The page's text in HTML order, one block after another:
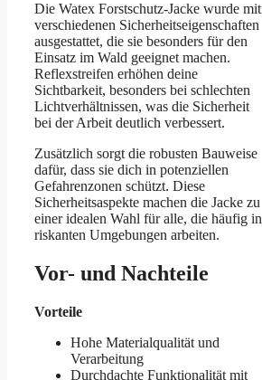
Die Watex Forstschutz-Jacke wurde mit
verschiedenen Sicherheitseigenschaften
ausgestattet, die sie besonders für den
Einsatz im Wald geeignet machen.
Reflexstreifen erhöhen deine
Sichtbarkeit, besonders bei schlechten
Lichtverhältnissen, was die Sicherheit
bei der Arbeit deutlich verbessert.
Zusätzlich sorgt die robusten Bauweise
dafür, dass sie dich in potenziellen
Gefahrenzonen schützt. Diese
Sicherheitsaspekte machen die Jacke zu
einer idealen Wahl für alle, die häufig in
riskanten Umgebungen arbeiten.
Vor- und Nachteile
Vorteile
Hohe Materialqualität und
Verarbeitung
Durchdachte Funktionalität mit